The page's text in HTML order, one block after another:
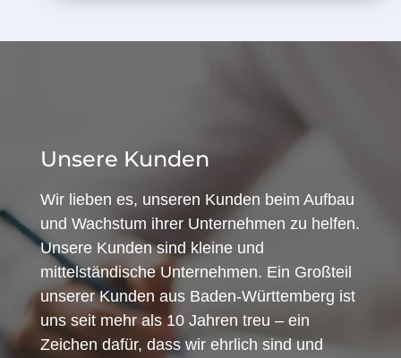
Unsere Kunden
Wir lieben es, unseren Kunden beim Aufbau
und Wachstum ihrer Unternehmen zu helfen.
Unsere Kunden sind kleine und
mittelständische Unternehmen. Ein Großteil
unserer Kunden aus Baden-Württemberg ist
uns seit mehr als 10 Jahren treu – ein
Zeichen dafür, dass wir ehrlich sind und